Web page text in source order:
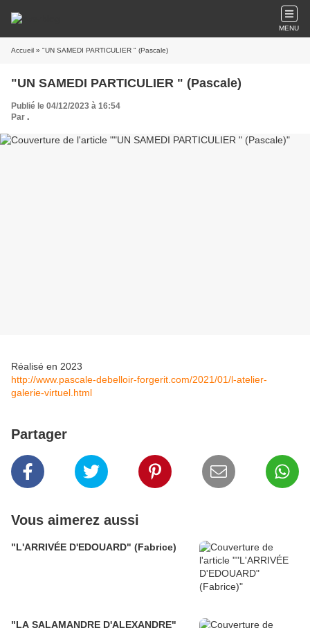
MENU
Accueil » "UN SAMEDI PARTICULIER " (Pascale)
"UN SAMEDI PARTICULIER " (Pascale)
Publié le 04/12/2023 à 16:54
Par .
Réalisé en 2023
http://www.pascale-debelloir-forgerit.com/2021/01/l-atelier-
galerie-virtuel.html
Partager
Vous aimerez aussi
"L'ARRIVÉE D'EDOUARD" (Fabrice)
"LA SALAMANDRE D'ALEXANDRE"